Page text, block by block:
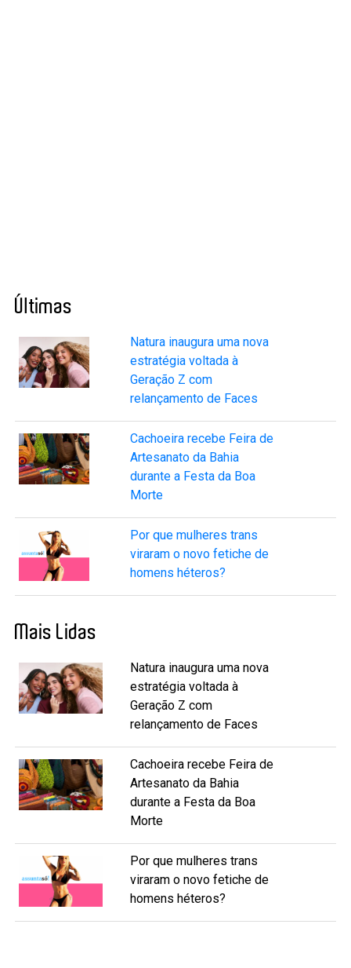
Últimas
Natura inaugura uma nova
estratégia voltada à
Geração Z com
relançamento de Faces
Cachoeira recebe Feira de
Artesanato da Bahia
durante a Festa da Boa
Morte
Por que mulheres trans
viraram o novo fetiche de
homens héteros?
Mais Lidas
Natura inaugura uma nova
estratégia voltada à
Geração Z com
relançamento de Faces
Cachoeira recebe Feira de
Artesanato da Bahia
durante a Festa da Boa
Morte
Por que mulheres trans
viraram o novo fetiche de
homens héteros?